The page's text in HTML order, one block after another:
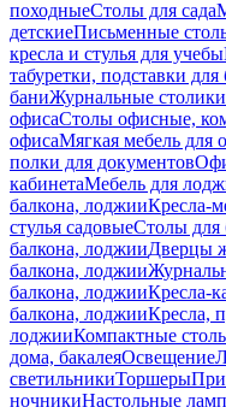
походныеСтолы для сада
детскиеПисьменные
кресла и стулья для учебы
табуретки, подставки для
баниЖурнальные
офисаСтолы офисные,
офисаМягкая мебель для
полки для документов
кабинетаМебель для
балкона, лоджииКресла-
стулья садовыеСтолы для
балкона, лоджииДверцы
балкона, лоджии
балкона, лоджииКресла-
балкона, лоджииКресла,
лоджииКомпактные
дома, бакалеяОсвещение
светильникиТоршеры
ночникиНастольные